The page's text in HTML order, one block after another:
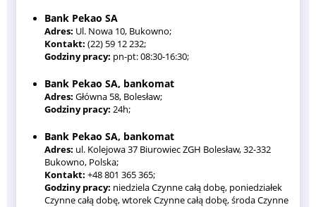
Bank Pekao SA
Adres: Ul. Nowa 10, Bukowno;
Kontakt: (22) 59 12 232;
Godziny pracy: pn-pt: 08:30-16:30;
Bank Pekao SA, bankomat
Adres: Główna 58, Bolesław;
Godziny pracy: 24h;
Bank Pekao SA, bankomat
Adres: ul. Kolejowa 37 Biurowiec ZGH Bolesław, 32-332
Bukowno, Polska;
Kontakt: +48 801 365 365;
Godziny pracy: niedziela Czynne całą dobę, poniedziałek
Czynne całą dobę, wtorek Czynne całą dobę, środa Czynne